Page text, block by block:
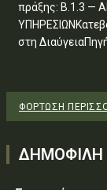
πράξης: Β.1.3 —
στη
ΦΌΡΤΩΣΗ
ΔΗΜΟΦΙΛΗ